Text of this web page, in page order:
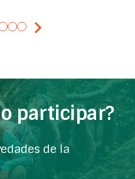
chevron_right
participar?
de la